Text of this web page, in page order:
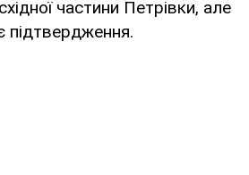
частини Петрівки, але
підтвердження.